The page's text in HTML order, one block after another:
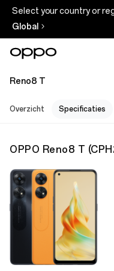
Select your country or
Global
Reno8 T
Overzicht Specificaties
OPPO Reno8 T (